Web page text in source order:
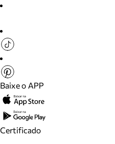
Baixe o APP
Certificado